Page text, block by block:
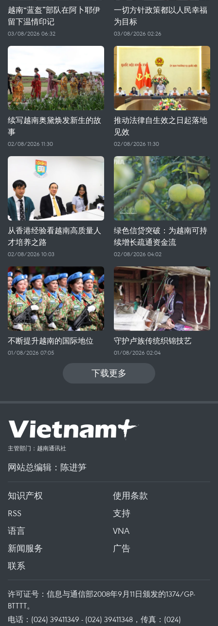
越南“蓝盔”部队在阿卜耶伊
留下温情印记
03/08/2026 06:32
一切方针政策都以人民幸福
为目标
03/08/2026 02:26
续写越南奥黛焕发新生的故
事
02/08/2026 11:30
推动法律自生效之日起落地
见效
02/08/2026 11:30
从香港经验看越南高质量人
才培养之路
02/08/2026 10:03
绿色信贷突破：为越南可持
续增长疏通资金流
02/08/2026 04:02
不断提升越南的国际地位
01/08/2026 07:05
守护卢族传统织锦技艺
01/08/2026 02:04
下载更多
主管部门：越南通讯社
网站总编辑：陈进笋
知识产权
使用条款
RSS
支持
语言
VNA
新闻服务
广告
联系
许可证号：信息与通信部2008年9月11日颁发的1374/GP-
BTTTT。
电话：(024) 39411349 - (024) 39411348，传真：(024)